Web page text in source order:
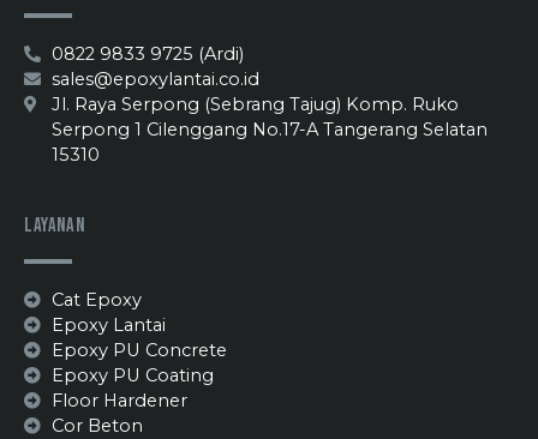
0822 9833 9725 (Ardi)
sales@epoxylantai.co.id
Jl. Raya Serpong (Sebrang Tajug) Komp. Ruko
Serpong 1 Cilenggang No.17-A Tangerang Selatan
15310
Layanan
Cat Epoxy
Epoxy Lantai
Epoxy PU Concrete
Epoxy PU Coating
Floor Hardener
Cor Beton